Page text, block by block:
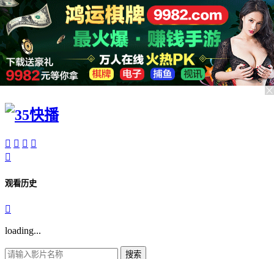
   

观看历史

loading...
搜索